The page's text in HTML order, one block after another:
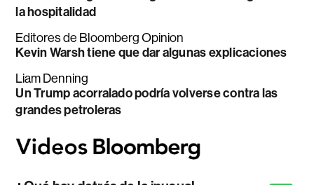
la hospitalidad
Editores de Bloomberg Opinion
Kevin Warsh tiene que dar algunas explicaciones
Liam Denning
Un Trump acorralado podría volverse contra las
grandes petroleras